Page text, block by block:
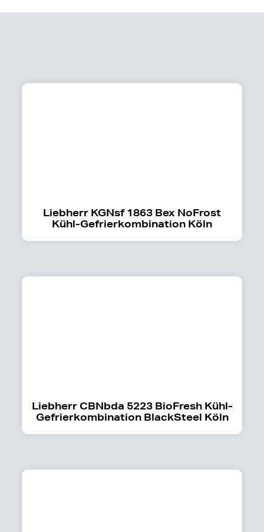
Liebherr KGNsf 1863 Bex NoFrost
Kühl-Gefrierkombination Köln
Liebherr CBNbda 5223 BioFresh Kühl-
Gefrierkombination BlackSteel Köln